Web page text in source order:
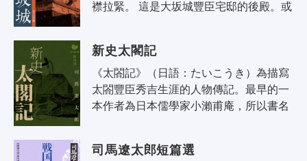
襟拉緊。 這是大坂城豐臣宅邸的後殿。或
新史太閣記
《太閤記》（日語：たいこうき）為描寫
太閤豐臣秀吉生涯的人物傳記。最早的一
本作者為日本儒學家小瀨甫庵，所以書名
司馬遼太郎短篇選